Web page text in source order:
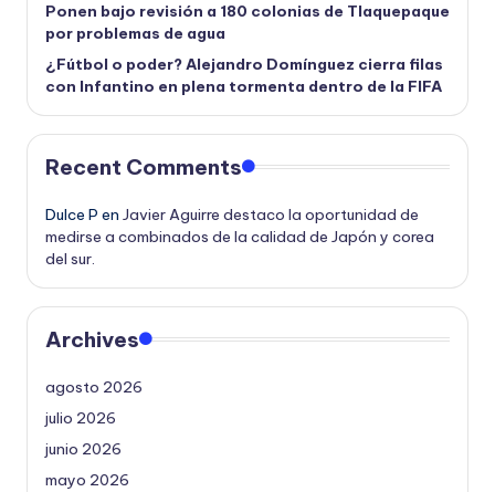
Ponen bajo revisión a 180 colonias de Tlaquepaque
por problemas de agua
¿Fútbol o poder? Alejandro Domínguez cierra filas
con Infantino en plena tormenta dentro de la FIFA
Recent Comments
Dulce P en Javier Aguirre destaco la oportunidad de
medirse a combinados de la calidad de Japón y corea
del sur.
Archives
agosto 2026
julio 2026
junio 2026
mayo 2026